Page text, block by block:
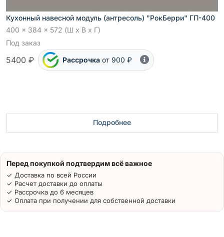
Кухонный навесной модуль (антресоль) "РокБерри" ГП-400
400 x 384 x 572 (Ш x В x Г)
Под заказ
5400 ₽ Рассрочка от 900 ₽
Подробнее
Перед покупкой подтвердим всё важное
✓ Доставка по всей России
✓ Расчет доставки до оплаты
✓ Рассрочка до 6 месяцев
✓ Оплата при получении для собственной доставки